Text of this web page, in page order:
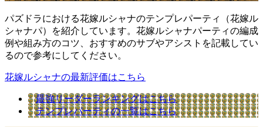
パズドラにおける花嫁ルシャナのテンプレパーティ（花嫁ル
シャナパ）を紹介しています。花嫁ルシャナパーティの編成
例や組み方のコツ、おすすめのサブやアシストを記載してい
るので参考にしてください。
花嫁ルシャナの最新評価はこちら
最強リーダーランキングはこちら
テンプレパーティの一覧はこちら